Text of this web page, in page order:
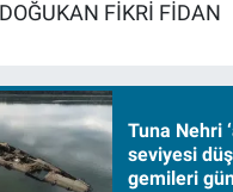
DOĞUKAN FİKRİ FİDAN
Tuna Nehri
seviyesi
gemileri